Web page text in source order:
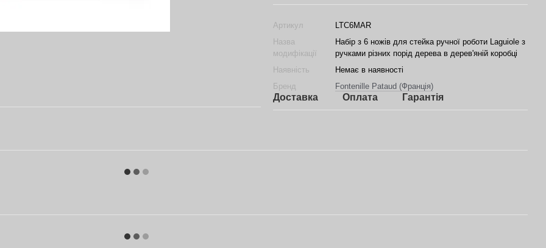
Артикул
LTC6MAR
Назва
модифікації
Набір з 6 ножів для стейка ручної роботи Laguiole з
ручками різних порід дерева в дерев'яній коробці
Наявність
Немає в наявності
Бренд
Fontenille Pataud (Франція)
Доставка Оплата Гарантія